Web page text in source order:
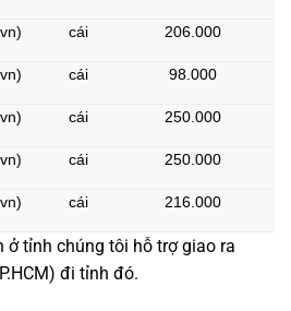
cái 206.000
cái 98.000
cái 250.000
cái 250.000
cái 216.000
ở tỉnh chúng tôi hỗ trợ giao ra
đi tỉnh đó.